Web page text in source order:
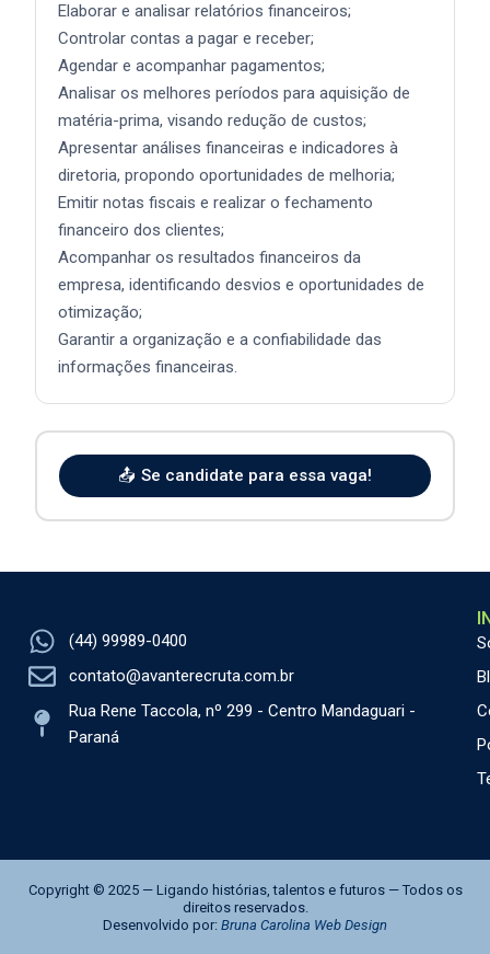
Elaborar e analisar relatórios financeiros;
Controlar contas a pagar e receber;
Agendar e acompanhar pagamentos;
Analisar os melhores períodos para aquisição de
matéria-prima, visando redução de custos;
Apresentar análises financeiras e indicadores à
diretoria, propondo oportunidades de melhoria;
Emitir notas fiscais e realizar o fechamento
financeiro dos clientes;
Acompanhar os resultados financeiros da
empresa, identificando desvios e oportunidades de
otimização;
Garantir a organização e a confiabilidade das
informações financeiras.
📤 Se candidate para essa vaga!
(44) 99989-0400
contato@avanterecruta.com.br
Rua Rene Taccola, nº 299 - Centro Mandaguari -
Paraná
Copyright © 2025 — Ligando histórias, talentos e futuros — Todos os
direitos reservados.
Desenvolvido por: Bruna Carolina Web Design